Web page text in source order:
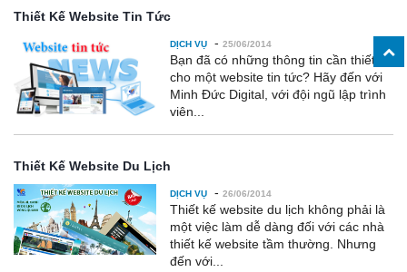
Thiết Kế Website Tin Tức
DỊCH VỤ - 25/06/2014
Bạn đã có những thông tin cần thiết
cho một website tin tức? Hãy đến với
Minh Đức Digital, với đội ngũ lập trình
viên...
Thiết Kế Website Du Lịch
DỊCH VỤ - 26/06/2014
Thiết kế website du lịch không phải là
một việc làm dễ dàng đối với các nhà
thiết kế website tầm thường. Nhưng
đến với...